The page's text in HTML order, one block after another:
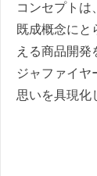
コンセプトは
既成概念にと
える商品開発
ジャファイヤ
思いを具現化